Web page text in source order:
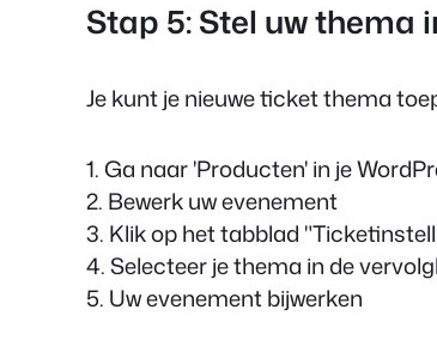
Stap 5: Stel uw thema
Je kunt je nieuwe ticket thema
1. Ga naar 'Producten' in je
2. Bewerk uw evenement
3. Klik op het tabblad
4. Selecteer je thema in de
5. Uw evenement bijwerken